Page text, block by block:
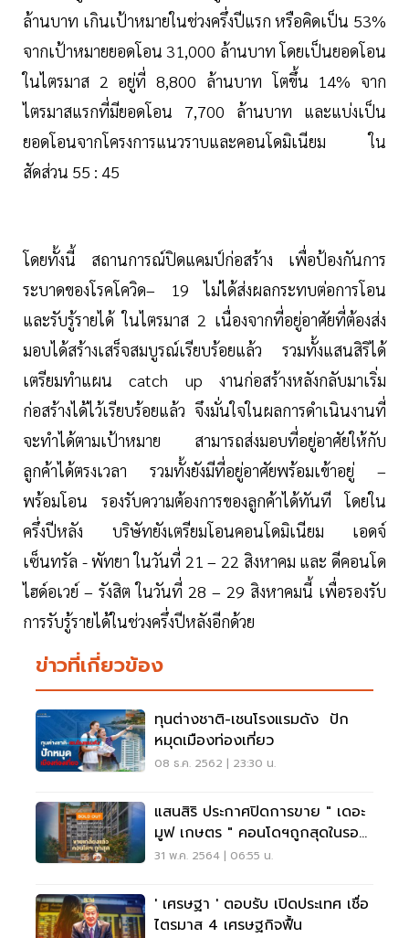
ล้านบาท เกินเป้าหมายในช่วงครึ่งปีแรก หรือคิดเป็น 53%
จากเป้าหมายยอดโอน 31,000 ล้านบาท โดยเป็นยอดโอน
ในไตรมาส 2 อยู่ที่ 8,800 ล้านบาท โตขึ้น 14% จาก
ไตรมาสแรกที่มียอดโอน 7,700 ล้านบาท และแบ่งเป็น
ยอดโอนจากโครงการแนวราบและคอนโดมิเนียม ใน
สัดส่วน 55 : 45
โดยทั้งนี้ สถานการณ์ปิดแคมป์ก่อสร้าง เพื่อป้องกันการ
ระบาดของโรคโควิด– 19 ไม่ได้ส่งผลกระทบต่อการโอน
และรับรู้รายได้ ในไตรมาส 2 เนื่องจากที่อยู่อาศัยที่ต้องส่ง
มอบได้สร้างเสร็จสมบูรณ์เรียบร้อยแล้ว รวมทั้งแสนสิริได้
เตรียมทำแผน catch up งานก่อสร้างหลังกลับมาเริ่ม
ก่อสร้างได้ไว้เรียบร้อยแล้ว จึงมั่นใจในผลการดำเนินงานที่
จะทำได้ตามเป้าหมาย สามารถส่งมอบที่อยู่อาศัยให้กับ
ลูกค้าได้ตรงเวลา รวมทั้งยังมีที่อยู่อาศัยพร้อมเข้าอยู่ –
พร้อมโอน รองรับความต้องการของลูกค้าได้ทันที โดยใน
ครึ่งปีหลัง บริษัทยังเตรียมโอนคอนโดมิเนียม เอดจ์
เซ็นทรัล - พัทยา ในวันที่ 21 – 22 สิงหาคม และ ดีคอนโด
ไฮด์อเวย์ – รังสิต ในวันที่ 28 – 29 สิงหาคมนี้ เพื่อรองรับ
การรับรู้รายได้ในช่วงครึ่งปีหลังอีกด้วย
ข่าวที่เกี่ยวข้อง
ทุนต่างชาติ-เชนโรงแรมดัง ปัก
หมุดเมืองท่องเที่ยว
08 ธ.ค. 2562 | 23:30 น.
แสนสิริ ประกาศปิดการขาย " เดอะ
มูฟ เกษตร " คอนโดฯถูกสุดในรอบ
10 ปี
31 พ.ค. 2564 | 06:55 น.
' เศรษฐา ' ตอบรับ เปิดประเทศ เชื่อ
ไตรมาส 4 เศรษฐกิจฟื้น